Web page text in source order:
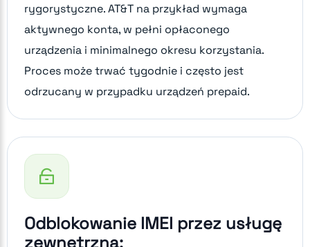
rygorystyczne. AT&T na przykład wymaga
aktywnego konta, w pełni opłaconego
urządzenia i minimalnego okresu korzystania.
Proces może trwać tygodnie i często jest
odrzucany w przypadku urządzeń prepaid.
Odblokowanie IMEI przez usługę
zewnętrzną: